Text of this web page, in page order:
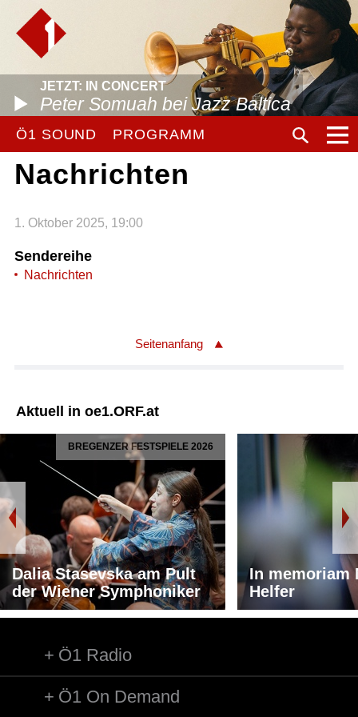
JETZT: IN CONCERT
Peter Somuah bei Jazz Baltica
Ö1 SOUND PROGRAMM
Nachrichten
1. Oktober 2025, 19:00
Sendereihe
Nachrichten
Seitenanfang
Aktuell in oe1.ORF.at
BREGENZER FESTSPIELE 2026
Dalia Stasevska am Pult
der Wiener Symphoniker
In memoriam
Helfer
Ö1 Radio
Ö1 On Demand